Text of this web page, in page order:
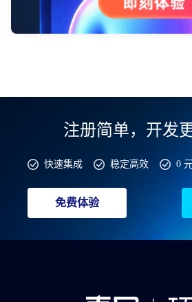
注册简单，开发
快速集成 稳定高效 0
免费体验